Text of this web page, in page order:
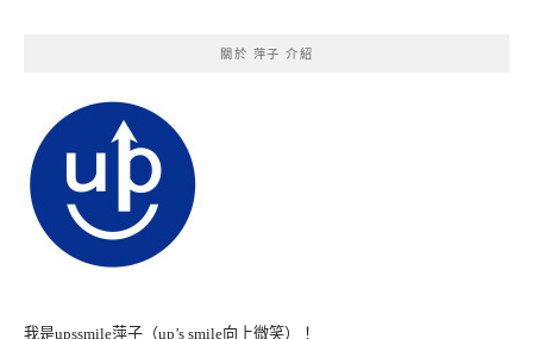
關於 萍子 介紹
我是upssmile萍子（up’s smile向上微笑）！